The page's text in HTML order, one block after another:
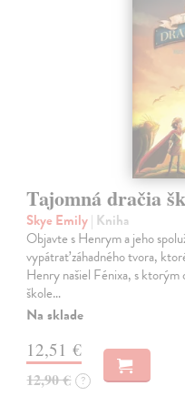
Tajomná dračia
Skye Emily| Kniha
Objavte s Henrym a jeho
vypátrať záhadného tvora,
Henry našiel Fénixa, s ktorým
škole…
Na sklade
12,51 €
12,90 € ?